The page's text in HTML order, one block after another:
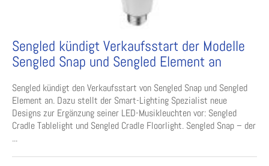
Sengled kündigt Verkaufsstart der Modelle
Sengled Snap und Sengled Element an
Sengled kündigt den Verkaufsstart von Sengled Snap und Sengled
Element an. Dazu stellt der Smart-Lighting Spezialist neue
Designs zur Ergänzung seiner LED-Musikleuchten vor: Sengled
Cradle Tablelight und Sengled Cradle Floorlight. Sengled Snap – der
...